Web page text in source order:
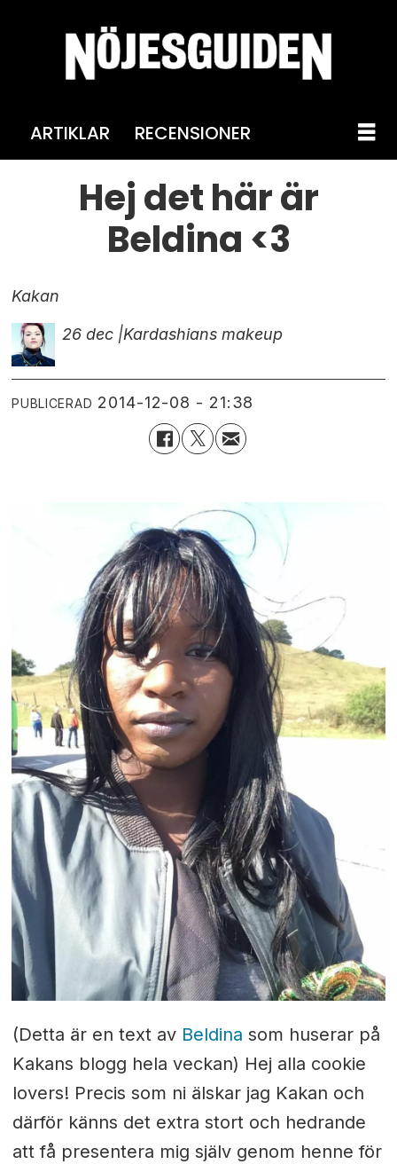
ARTIKLAR RECENSIONER
Hej det här är
Beldina <3
Kakan
26 dec |Kardashians makeup
PUBLICERAD 2014-12-08 - 21:38
(Detta är en text av Beldina som huserar på
Kakans blogg hela veckan) Hej alla cookie
lovers! Precis som ni älskar jag Kakan och
därför känns det extra stort och hedrande
att få presentera mig själv genom henne för